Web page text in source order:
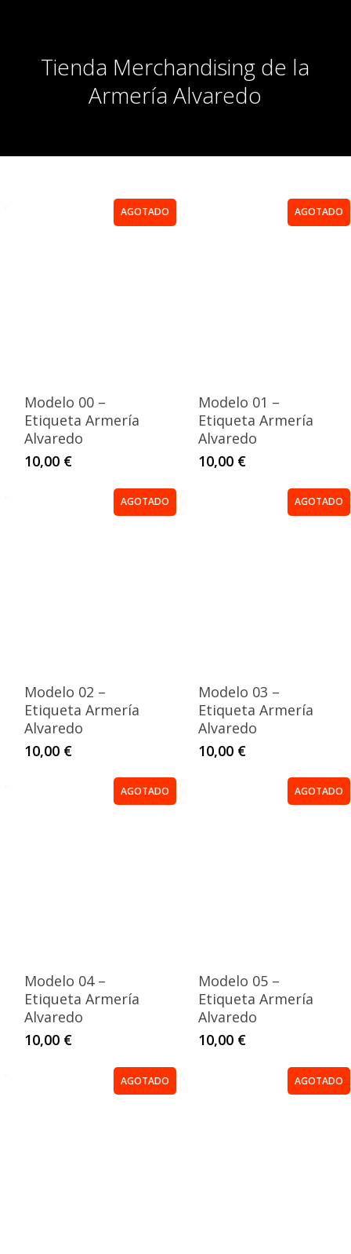
Tienda Merchandising de la
Armería Alvaredo
Modelo 00 –
Etiqueta Armería
Alvaredo
10,00 €
AGOTADO
Modelo 01 –
Etiqueta Armería
Alvaredo
10,00 €
AGOTADO
Modelo 02 –
Etiqueta Armería
Alvaredo
10,00 €
AGOTADO
Modelo 03 –
Etiqueta Armería
Alvaredo
10,00 €
AGOTADO
Modelo 04 –
Etiqueta Armería
Alvaredo
10,00 €
AGOTADO
Modelo 05 –
Etiqueta Armería
Alvaredo
10,00 €
AGOTADO
AGOTADO AGOTADO